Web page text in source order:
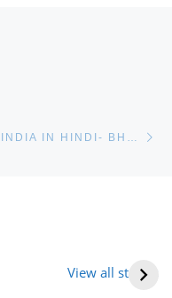
View all stories
आभूषण (women’s